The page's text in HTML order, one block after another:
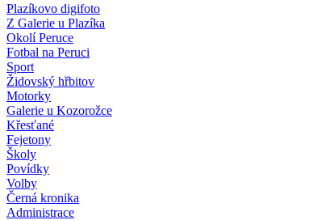
Plazíkovo digifoto
Z Galerie u Plazíka
Okolí Peruce
Fotbal na Peruci
Sport
Židovský hřbitov
Motorky
Galerie u Kozorožce
Křesťané
Fejetony
Školy
Povídky
Volby
Černá kronika
Administrace